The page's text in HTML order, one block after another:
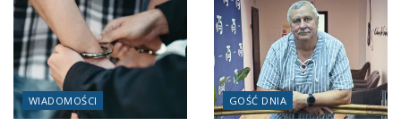
WIADOMOŚCI GOŚĆ DNIA